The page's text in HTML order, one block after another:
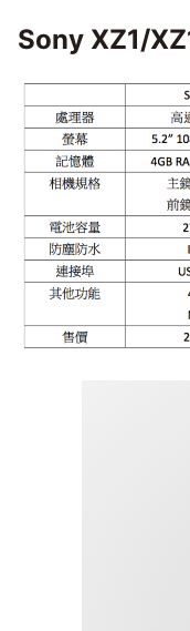
Sony XZ1/